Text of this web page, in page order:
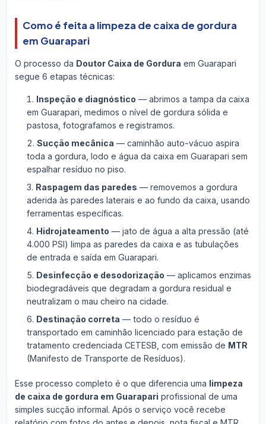
Como é feita a limpeza de caixa de gordura
em Guarapari
O processo da Doutor Caixa de Gordura em Guarapari
segue 6 etapas técnicas:
Inspeção e diagnóstico — abrimos a tampa da caixa
em Guarapari, medimos o nível de gordura sólida e
pastosa, fotografamos e registramos.
Sucção mecânica — caminhão auto-vácuo aspira
toda a gordura, lodo e água da caixa em Guarapari sem
espalhar resíduo no piso.
Raspagem das paredes — removemos a gordura
aderida às paredes laterais e ao fundo da caixa, usando
ferramentas específicas.
Hidrojateamento — jato de água a alta pressão (até
4.000 PSI) limpa as paredes da caixa e as tubulações
de entrada e saída em Guarapari.
Desinfecção e desodorização — aplicamos enzimas
biodegradáveis que degradam a gordura residual e
neutralizam o mau cheiro na cidade.
Destinação correta — todo o resíduo é
transportado em caminhão licenciado para estação de
tratamento credenciada CETESB, com emissão de MTR
(Manifesto de Transporte de Resíduos).
Esse processo completo é o que diferencia uma limpeza
de caixa de gordura em Guarapari profissional de uma
simples sucção informal. Após o serviço você recebe